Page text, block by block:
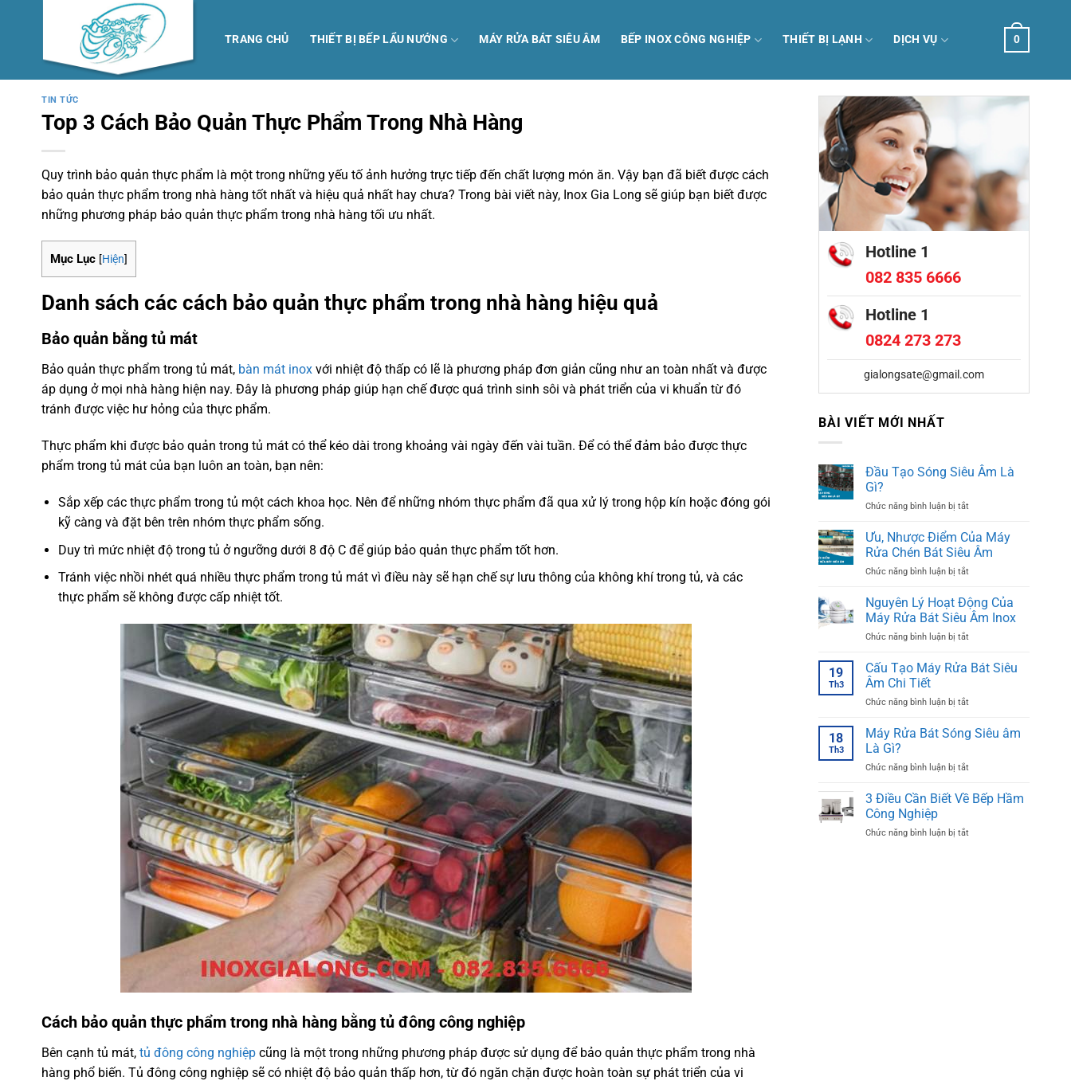
TRANG CHỦ THIẾT BỊ BẾP LẨU NƯỚNG MÁY RỬA BÁT SIÊU ÂM BẾP INOX CÔNG NGHIỆP THIẾT BỊ LẠNH DỊCH VỤ 0
TIN TỨC
Top 3 Cách Bảo Quản Thực Phẩm Trong Nhà Hàng
Quy trình bảo quản thực phẩm là một trong những yếu tố ảnh hưởng trực tiếp đến chất lượng món ăn. Vậy bạn đã biết được cách
bảo quản thực phẩm trong nhà hàng tốt nhất và hiệu quả nhất hay chưa? Trong bài viết này, Inox Gia Long sẽ giúp bạn biết được
những phương pháp bảo quản thực phẩm trong nhà hàng tối ưu nhất.
Mục Lục [Hiện]
Danh sách các cách bảo quản thực phẩm trong nhà hàng hiệu quả
Bảo quản bằng tủ mát
Bảo quản thực phẩm trong tủ mát, bàn mát inox với nhiệt độ thấp có lẽ là phương pháp đơn giản cũng như an toàn nhất và được
áp dụng ở mọi nhà hàng hiện nay. Đây là phương pháp giúp hạn chế được quá trình sinh sôi và phát triển của vi khuẩn từ đó
tránh được việc hư hỏng của thực phẩm.
Thực phẩm khi được bảo quản trong tủ mát có thể kéo dài trong khoảng vài ngày đến vài tuần. Để có thể đảm bảo được thực
phẩm trong tủ mát của bạn luôn an toàn, bạn nên:
Sắp xếp các thực phẩm trong tủ một cách khoa học. Nên để những nhóm thực phẩm đã qua xử lý trong hộp kín hoặc đóng gói
kỹ càng và đặt bên trên nhóm thực phẩm sống.
Duy trì mức nhiệt độ trong tủ ở ngưỡng dưới 8 độ C để giúp bảo quản thực phẩm tốt hơn.
Tránh việc nhồi nhét quá nhiều thực phẩm trong tủ mát vì điều này sẽ hạn chế sự lưu thông của không khí trong tủ, và các
thực phẩm sẽ không được cấp nhiệt tốt.
Cách bảo quản thực phẩm trong nhà hàng bằng tủ đông công nghiệp
Bên cạnh tủ mát, tủ đông công nghiệp cũng là một trong những phương pháp được sử dụng để bảo quản thực phẩm trong nhà
hàng phổ biến. Tủ đông công nghiệp sẽ có nhiệt độ bảo quản thấp hơn, từ đó ngăn chặn được hoàn toàn sự phát triển của vi
Hotline 1
082 835 6666
Hotline 1
0824 273 273
gialongsate@gmail.com
BÀI VIẾT MỚI NHẤT
Đầu Tạo Sóng Siêu Âm Là
Gì?
Chức năng bình luận bị tắtở
Tạo
Sóng
Siêu
Âm
Gì?
Ưu, Nhược Điểm Của Máy
Rửa Chén Bát Siêu Âm
Chức năng bình luận bị tắtở
Nhược
Điểm
Của
Máy
Chén
Âm
Nguyên Lý Hoạt Động Của
Máy Rửa Bát Siêu Âm Inox
Chức năng bình luận bị tắtở
Lý
Của
Rửa
Âm
19
Th3
Cấu Tạo Máy Rửa Bát Siêu
Âm Chi Tiết
Chức năng bình luận bị tắtở
Tạo
Máy
Bát
Âm
18
Th3
Máy Rửa Bát Sóng Siêu âm
Là Gì?
Chức năng bình luận bị tắtở
Rửa
Siêu
3 Điều Cần Biết Về Bếp Hầm
Công Nghiệp
Chức năng bình luận bị tắtở